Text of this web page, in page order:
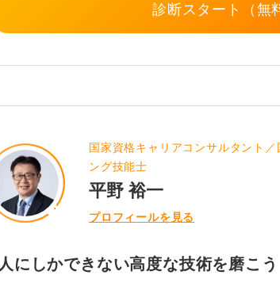
0
診断スタート（無
国家資格キャリアコンサルタント
ング技能士
平野 裕一
プロフィールを見る
人にしかできない高度な技術を磨こう